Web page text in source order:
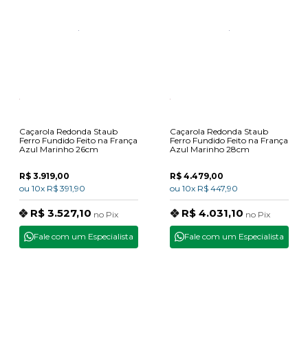
Caçarola Redonda Staub
Ferro Fundido Feito na França
Azul Marinho 26cm
R$ 3.919,00
ou 10x R$ 391,90
R$ 3.527,10 no Pix
Fale com um Especialista
Caçarola Redonda Staub
Ferro Fundido Feito na França
Azul Marinho 28cm
R$ 4.479,00
ou 10x R$ 447,90
R$ 4.031,10 no Pix
Fale com um Especialista